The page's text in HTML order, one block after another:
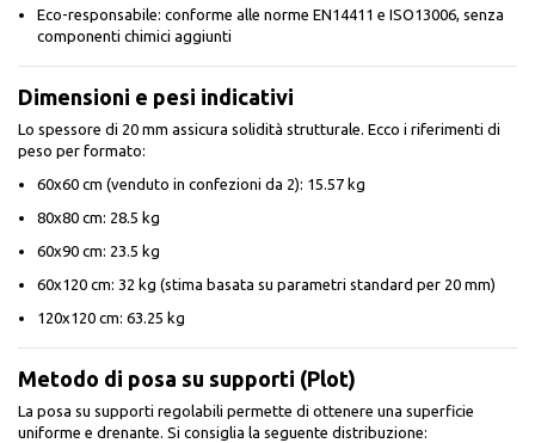
Eco-responsabile: conforme alle norme EN14411 e ISO13006, senza
componenti chimici aggiunti
Dimensioni e pesi indicativi
Lo spessore di 20 mm assicura solidità strutturale. Ecco i riferimenti di
peso per formato:
60x60 cm (venduto in confezioni da 2): 15.57 kg
80x80 cm: 28.5 kg
60x90 cm: 23.5 kg
60x120 cm: 32 kg (stima basata su parametri standard per 20 mm)
120x120 cm: 63.25 kg
Metodo di posa su supporti (Plot)
La posa su supporti regolabili permette di ottenere una superficie
uniforme e drenante. Si consiglia la seguente distribuzione: